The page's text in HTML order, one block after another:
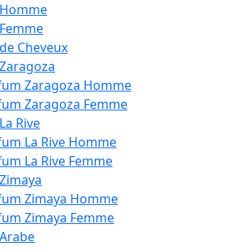
Cheveux
Zaragoza Homme
Zaragoza Femme
Rive
La Rive Homme
La Rive Femme
Zimaya Homme
Zimaya Femme